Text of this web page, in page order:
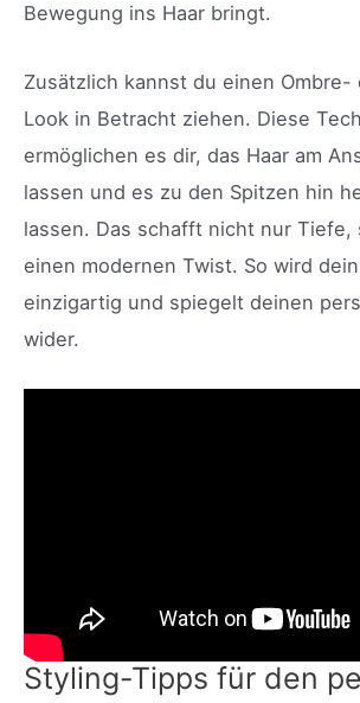
Bewegung ins Haar bringt.
Zusätzlich kannst du einen Ombre-
Look in Betracht ziehen. Diese
ermöglichen es dir, das Haar am
lassen und es zu den Spitzen hin
lassen. Das schafft nicht nur Tiefe,
einen modernen Twist. So wird
einzigartig und spiegelt deinen
wider.
Styling-Tipps für den